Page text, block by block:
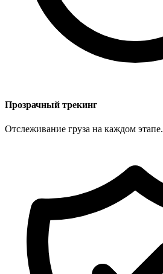
Прозрачный трекинг
Отслеживание груза на каждом этапе.